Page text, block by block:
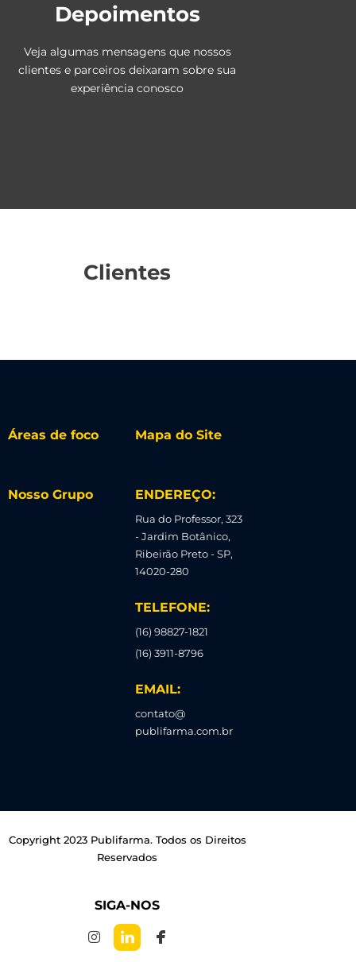
Depoimentos
Veja algumas mensagens que nossos
clientes e parceiros deixaram sobre sua
experiência conosco
Clientes
Áreas de foco Mapa do Site
Nosso Grupo ENDEREÇO:
Rua do Professor, 323
- Jardim Botânico,
Ribeirão Preto - SP,
14020-280
TELEFONE:
(16) 98827-1821
(16) 3911-8796
EMAIL:
contato@
publifarma.com.br
Copyright 2023 Publifarma. Todos os Direitos
Reservados
SIGA-NOS